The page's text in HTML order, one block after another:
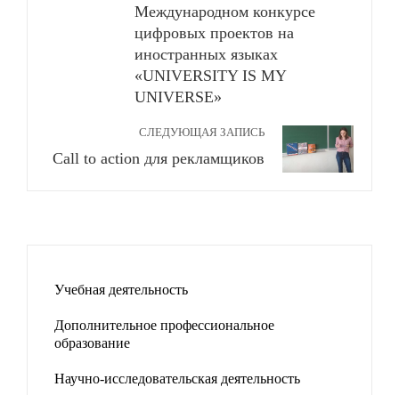
Международном конкурсе
цифровых проектов на
иностранных языках
«UNIVERSITY IS MY
UNIVERSE»
СЛЕДУЮЩАЯ ЗАПИСЬ
Call to action для рекламщиков
Учебная деятельность
Дополнительное профессиональное
образование
Научно-исследовательская деятельность